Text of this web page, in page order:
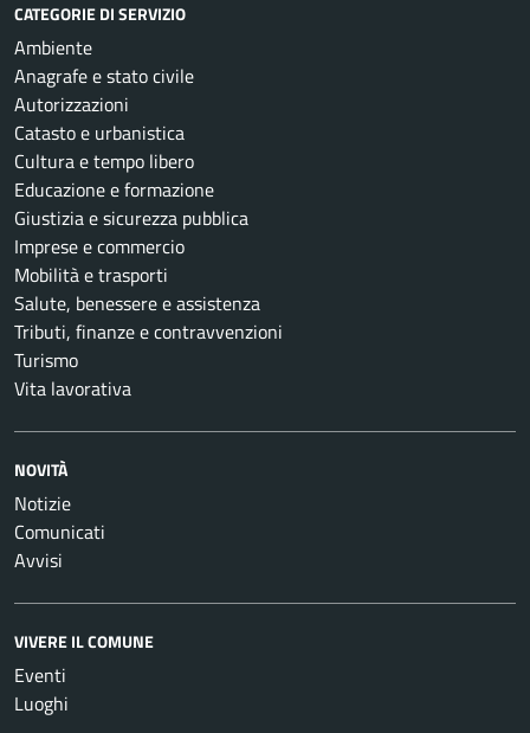
CATEGORIE DI SERVIZIO
Ambiente
Anagrafe e stato civile
Autorizzazioni
Catasto e urbanistica
Cultura e tempo libero
Educazione e formazione
Giustizia e sicurezza pubblica
Imprese e commercio
Mobilità e trasporti
Salute, benessere e assistenza
Tributi, finanze e contravvenzioni
Turismo
Vita lavorativa
NOVITÀ
Notizie
Comunicati
Avvisi
VIVERE IL COMUNE
Eventi
Luoghi